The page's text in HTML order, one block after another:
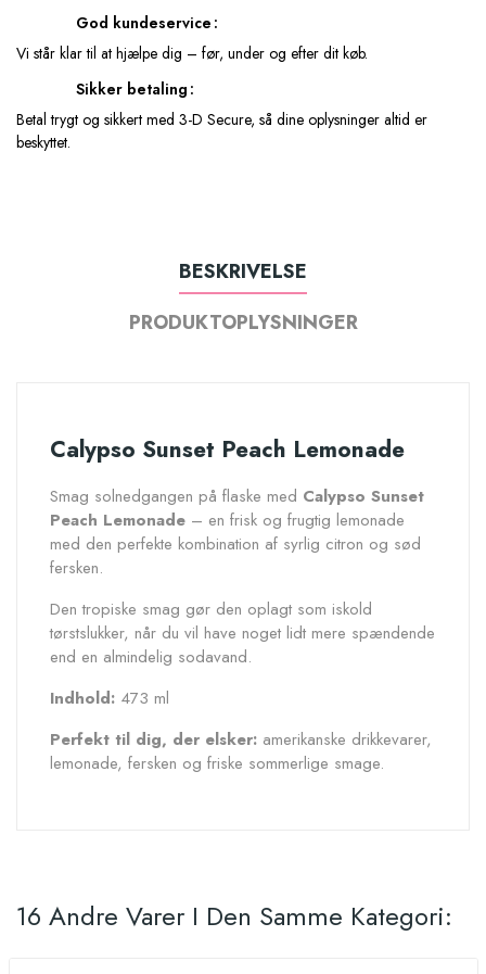
God kundeservice
Vi står klar til at hjælpe dig – før, under og efter dit køb.
Sikker betaling
Betal trygt og sikkert med 3-D Secure, så dine oplysninger altid er
beskyttet.
BESKRIVELSE
PRODUKTOPLYSNINGER
Calypso Sunset Peach Lemonade
Smag solnedgangen på flaske med Calypso Sunset
Peach Lemonade – en frisk og frugtig lemonade
med den perfekte kombination af syrlig citron og sød
fersken.
Den tropiske smag gør den oplagt som iskold
tørstslukker, når du vil have noget lidt mere spændende
end en almindelig sodavand.
Indhold: 473 ml
Perfekt til dig, der elsker: amerikanske drikkevarer,
lemonade, fersken og friske sommerlige smage.
16 Andre Varer I Den Samme Kategori: